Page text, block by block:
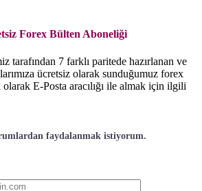
Forex Bülten Aboneliği
tarafından 7 farklı paritede hazırlanan ve
ücretsiz olarak sunduğumuz forex
E-Posta aracılığı ile almak için ilgili
faydalanmak istiyorum.